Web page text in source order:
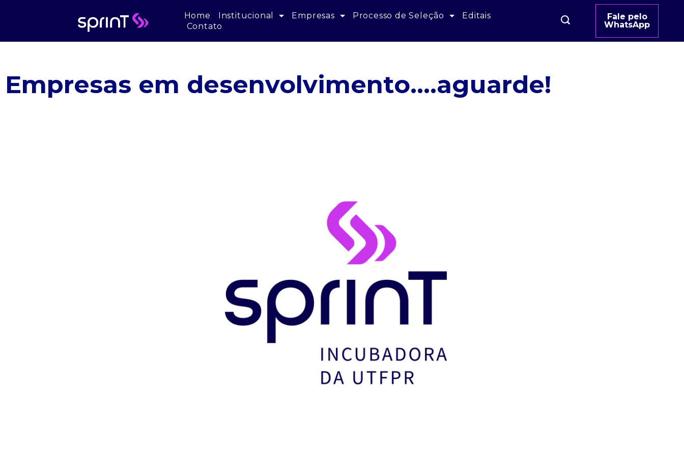
Home Institucional Empresas Processo de Seleção
Editais
Contato
Fale pelo
WhatsApp
Empresas em desenvolvimento....aguarde!